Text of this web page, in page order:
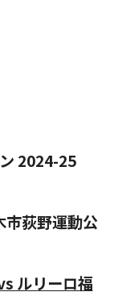
2024-25
荻野運動公
ルリーロ福